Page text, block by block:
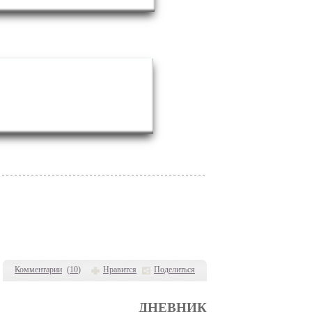
Комментарии (10) Нравится Поделиться
ДНЕВНИК